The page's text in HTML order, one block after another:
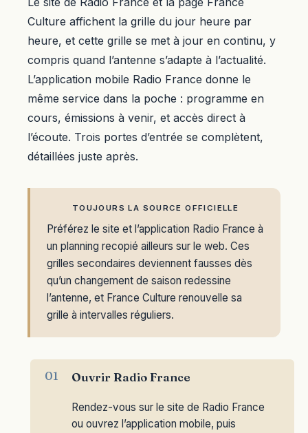
Culture affichent la grille du jour heure par
heure, et cette grille se met à jour en continu, y
compris quand l’antenne s’adapte à l’actualité.
L’application mobile Radio France donne le
même service dans la poche : programme en
cours, émissions à venir, et accès direct à
l’écoute. Trois portes d’entrée se complètent,
détaillées juste après.
TOUJOURS LA SOURCE OFFICIELLE
Préférez le site et l’application Radio France à
un planning recopié ailleurs sur le web. Ces
grilles secondaires deviennent fausses dès
qu’un changement de saison redessine
l’antenne, et France Culture renouvelle sa
grille à intervalles réguliers.
Ouvrir Radio France
Rendez-vous sur le site de Radio France
ou ouvrez l’application mobile, puis